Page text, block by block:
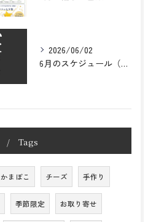
2026/06/02
6月のスケジュール（臨時休業日・催事出店情報）
Tags
かまぼこ チーズ 手作り
季節限定 お取り寄せ